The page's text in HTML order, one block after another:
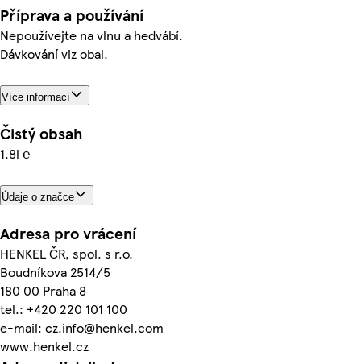
Příprava a používání
Nepoužívejte na vlnu a hedvábí.
Dávkování viz obal.
Více informací
Čistý obsah
1.8l ℮
Údaje o značce
Adresa pro vrácení
HENKEL ČR, spol. s r.o.
Boudníkova 2514/5
180 00 Praha 8
tel.: +420 220 101 100
e-mail: cz.info@henkel.com
www.henkel.cz